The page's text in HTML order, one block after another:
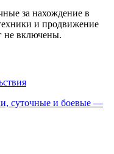
за нахождение в
и продвижение
не включены.
суточные и боевые —